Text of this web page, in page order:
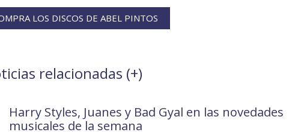
LOS DISCOS DE ABEL PINTOS
relacionadas (+)
Harry Styles, Juanes y Bad Gyal en las novedades
musicales de la semana